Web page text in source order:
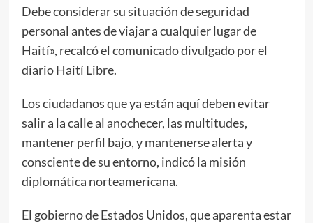
Debe considerar su situación de seguridad
personal antes de viajar a cualquier lugar de
Haití», recalcó el comunicado divulgado por el
diario Haití Libre.
Los ciudadanos que ya están aquí deben evitar
salir a la calle al anochecer, las multitudes,
mantener perfil bajo, y mantenerse alerta y
consciente de su entorno, indicó la misión
diplomática norteamericana.
El gobierno de Estados Unidos, que aparenta estar